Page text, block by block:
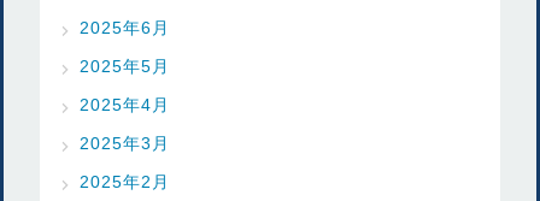
2025年6月
2025年5月
2025年4月
2025年3月
2025年2月